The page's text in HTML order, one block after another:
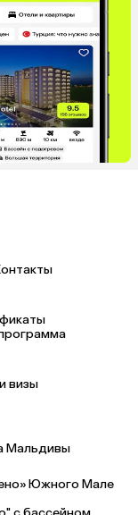
визы
Мальдивы
Южного Мале